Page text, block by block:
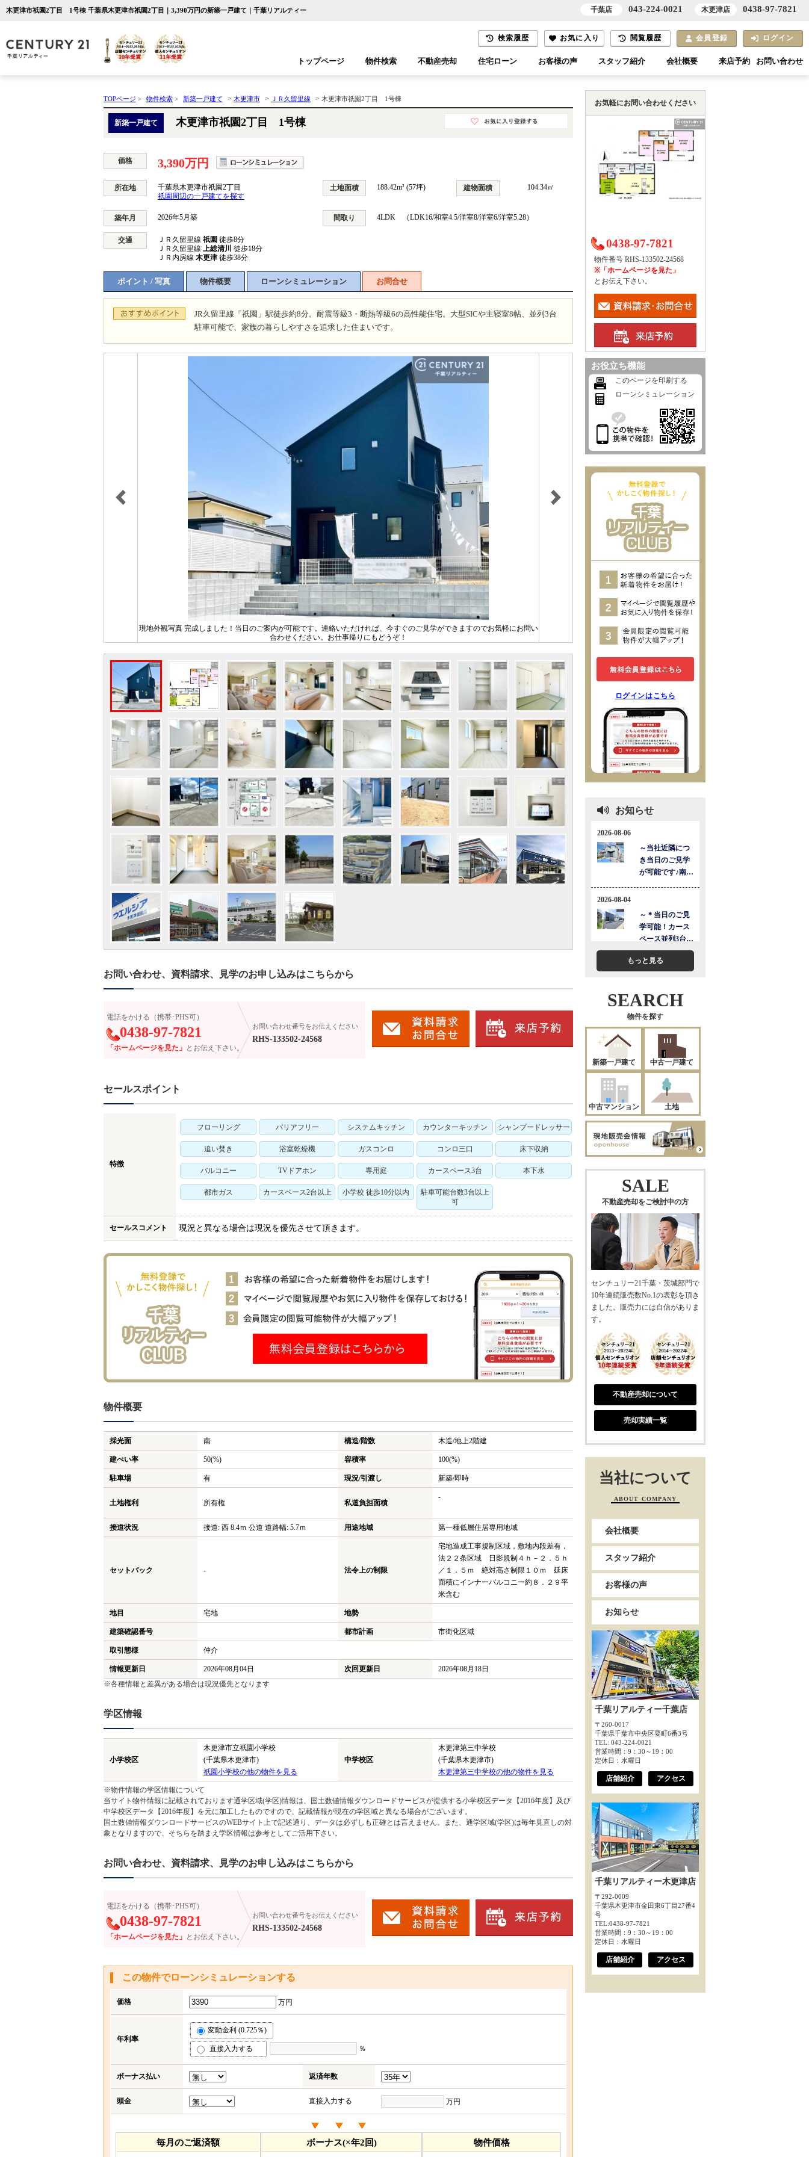
木更津市祇園2丁目 1号棟 千葉県木更津市祇園2丁目｜3,390万円の新築一戸建て｜千葉リアルティー
検索履歴 お気に入り 閲覧履歴 会員登録 ログイン
トップページ 物件検索
千葉エリア 木更津エリア
不動産売却 住宅ローン お客様の声 スタッフ紹介 会社概要 来店予約 お問い合わせ
TOPページ > 物件検索 > 新築一戸建て > 木更津市 > ＪＲ久留里線 > 木更津市祇園2丁目 1号棟
新築一戸建て 木更津市祇園2丁目 1号棟
価格 3,390万円
所在地
千葉県木更津市祇園2丁目
祇園周辺の一戸建てを探す
土地面積 188.42m² (57坪) 建物面積 104.34㎡
築年月 2026年5月築 間取り 4LDK （LDK16/和室4.5/洋室8/洋室6/洋室5.28）
交通 ＪＲ久留里線 祇園 徒歩8分
ＪＲ久留里線 上総清川 徒歩18分
ＪＲ内房線 木更津 徒歩38分
ポイント / 写真 物件概要 ローンシミュレーション お問合せ
JR久留里線「祇園」駅徒歩約8分。耐震等級3・断熱等級6の高性能住宅。大型SICや主寝室8帖、並列3台
駐車可能で、家族の暮らしやすさを追求した住まいです。
現地外観写真 完成しました！当日のご案内が可能です。連絡いただければ、今すぐのご見学ができますのでお気軽にお問い
合わせください。お仕事帰りにもどうぞ！
お問い合わせ、資料請求、見学のお申し込みはこちらから
電話をかける（携帯･PHS可）
0438-97-7821
「ホームページを見た」 とお伝え下さい。
お問い合わせ番号をお伝えください
RHS-133502-24568
セールスポイント
特徴
フローリング バリアフリー システムキッチン カウンターキッチン シャンプードレッサー
追い焚き 浴室乾燥機 ガスコンロ コンロ三口 床下収納
バルコニー TVドアホン 専用庭 カースペース3台 本下水
都市ガス カースペース2台以上 小学校 徒歩10分以内
駐車可能台数3台以上
可
セールスコメント 現況と異なる場合は現況を優先させて頂きます。
物件概要
採光面 南 構造/階数 木造/地上2階建
建ぺい率 50(%) 容積率 100(%)
駐車場 有 現況/引渡し 新築/即時
土地権利 所有権 私道負担面積
-
接道状況 接道: 西 8.4ｍ 公道 道路幅: 5.7ｍ 用途地域 第一種低層住居専用地域
セットバック - 法令上の制限
宅地造成工事規制区域，敷地内段差有，
法２２条区域 日影規制４ｈ－２．５ｈ
／１．５ｍ 絶対高さ制限１０ｍ 延床
面積にインナーバルコニー約８．２９平
米含む
地目 宅地 地勢
建築確認番号 都市計画 市街化区域
取引態様 仲介
情報更新日 2026年08月04日 次回更新日
2026年08月18日
※各種情報と差異がある場合は現況優先となります
学区情報
小学校区
木更津市立祇園小学校
(千葉県木更津市)
祇園小学校の他の物件を見る
中学校区
木更津第三中学校
(千葉県木更津市)
木更津第三中学校の他の物件を見る
※物件情報の学区情報について
当サイト物件情報に記載されております通学区域(学区)情報は、国土数値情報ダウンロードサービスが提供する小学校区データ【2016年度】及び
中学校区データ【2016年度】を元に加工したものですので、記載情報が現在の学区域と異なる場合がございます。
国土数値情報ダウンロードサービスのWEBサイト上で記述通り、データは必ずしも正確とは言えません。また、通学区域(学区)は毎年見直しの対
象となりますので、そちらを踏まえ学区情報は参考としてご活用下さい。
お問い合わせ、資料請求、見学のお申し込みはこちらから
電話をかける（携帯･PHS可）
0438-97-7821
「ホームページを見た」 とお伝え下さい。
お問い合わせ番号をお伝えください
RHS-133502-24568
この物件でローンシミュレーションする
価格 万円
年利率
変動金利 (0.725％)
直接入力する ％
ボーナス払い 返済年数
頭金 直接入力する 万円
毎月のご返済額 ボーナス(×年2回) 物件価格
お気軽にお問い合わせください
0438-97-7821
物件番号 RHS-133502-24568
※「ホームページを見た」
とお伝え下さい。
お役立ち機能
このページを印刷する
ローンシミュレーション
ログインはこちら
お知らせ
もっと見る
SEARCH
物件を探す
新築一戸建て 中古一戸建て
中古マンション 土地
SALE
不動産売却をご検討中の方
センチュリー21千葉・茨城部門で
10年連続販売数No.1の表彰を頂き
ました。販売力には自信がありま
す。
不動産売却について
売却実績一覧
当社について
ABOUT COMPANY
会社概要
スタッフ紹介
お客様の声
お知らせ
千葉リアルティー千葉店
〒260-0017
千葉県千葉市中央区要町6番3号
TEL: 043-224-0021
営業時間：9：30～19：00
定休日：水曜日
店舗紹介 アクセス
千葉リアルティー木更津店
〒292-0009
千葉県木更津市金田東6丁目27番4
号
TEL:0438-97-7821
営業時間：9：30～19：00
定休日：水曜日
店舗紹介 アクセス
千葉店 043-224-0021 木更津店 0438-97-7821